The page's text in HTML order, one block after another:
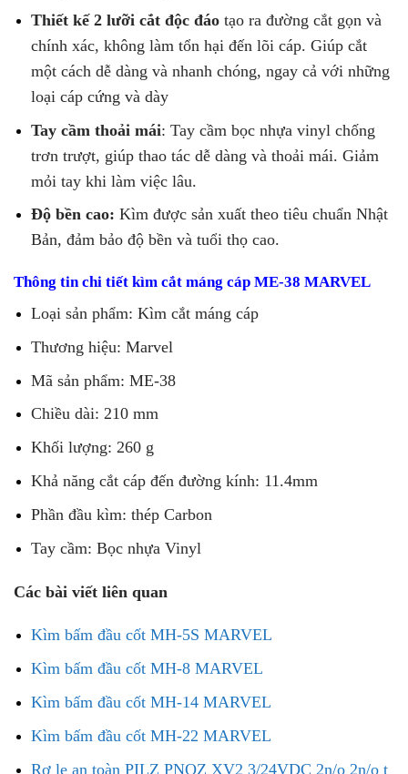
Thiết kế 2 lưỡi cắt độc đáotạo ra đường cắt gọn và
chính xác, không làm tổn hại đến lõi cáp. Giúp cắt
một cách dễ dàng và nhanh chóng, ngay cả với những
loại cáp cứng và dày
Tay cầm thoải mái: Tay cầm bọc nhựa vinyl chống
trơn trượt, giúp thao tác dễ dàng và thoải mái. Giảm
mỏi tay khi làm việc lâu.
Độ bền cao: Kìm được sản xuất theo tiêu chuẩn Nhật
Bản, đảm bảo độ bền và tuổi thọ cao.
Thông tin chi tiết kìm cắt máng cáp ME-38 MARVEL
Loại sản phẩm: Kìm cắt máng cáp
Thương hiệu: Marvel
Mã sản phẩm: ME-38
Chiều dài: 210 mm
Khối lượng: 260 g
Khả năng cắt cáp đến đường kính: 11.4mm
Phần đầu kìm: thép Carbon
Tay cầm: Bọc nhựa Vinyl
Các bài viết liên quan
Kìm bấm đầu cốt MH-5S MARVEL
Kìm bấm đầu cốt MH-8 MARVEL
Kìm bấm đầu cốt MH-14 MARVEL
Kìm bấm đầu cốt MH-22 MARVEL
Rơ le an toàn PILZ PNOZ XV2 3/24VDC 2n/o 2n/o t